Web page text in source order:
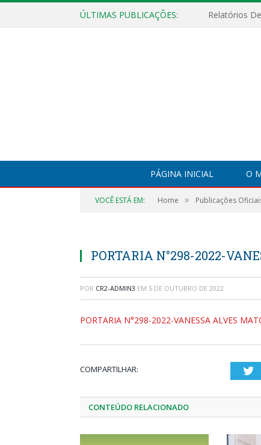
ÚLTIMAS PUBLICAÇÕES:
PÁGINA INICIAL O
VOCÊ ESTÁ EM: Home » Publicações
PORTARIA N°298-2022-
POR CR2-ADMIN3 EM 5 DE OUTUBRO DE 2022
PORTARIA N°298-2022-VANESSA ALVES
COMPARTILHAR:
CONTEÚDO RELACIONADO